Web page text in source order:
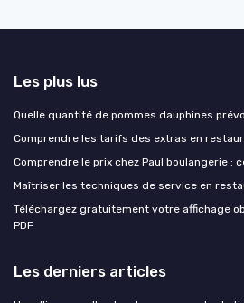
Les plus lus
Quelle quantité de pommes dauphines
Comprendre les tarifs des extras en
Comprendre le prix chez Paul boulangerie :
Maîtriser les techniques de service en
Téléchargez gratuitement votre affichage
PDF
Les derniers articles